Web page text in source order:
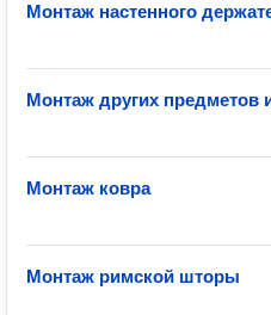
Монтаж настенного
Монтаж других предметов
Монтаж ковра
Монтаж римской шторы